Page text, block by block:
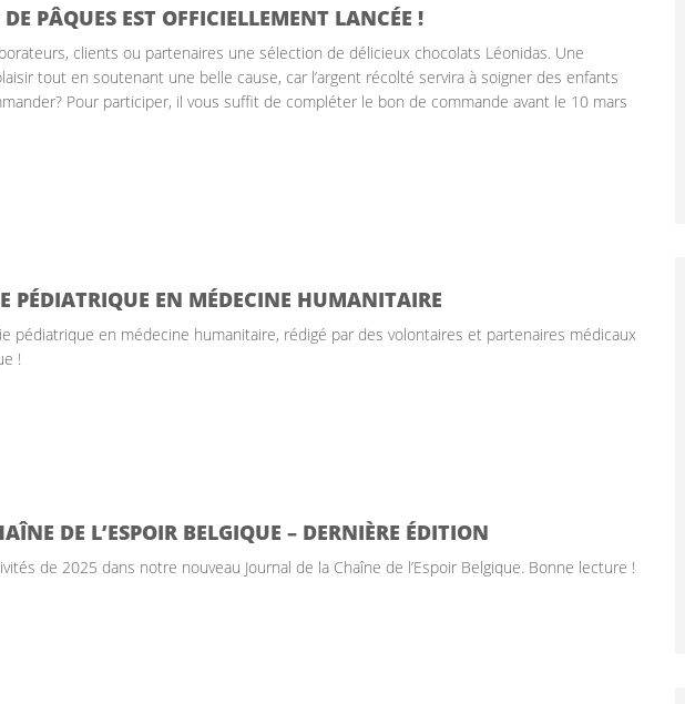
PÂQUES EST OFFICIELLEMENT LANCÉE !
clients ou partenaires une sélection de délicieux chocolats Léonidas. Une
tout en soutenant une belle cause, car l’argent récolté servira à soigner des enfants
Pour participer, il vous suffit de compléter le bon de commande avant le 10 mars
PÉDIATRIQUE EN MÉDECINE HUMANITAIRE
pédiatrique en médecine humanitaire, rédigé par des volontaires et partenaires médicaux
!
DE L’ESPOIR BELGIQUE – DERNIÈRE ÉDITION
de 2025 dans notre nouveau Journal de la Chaîne de l’Espoir Belgique. Bonne lecture !